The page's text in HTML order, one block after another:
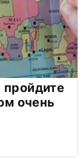
очень